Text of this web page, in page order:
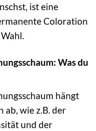
ist eine
Coloration
Was du
hängt
ab, wie z.B. der
und der